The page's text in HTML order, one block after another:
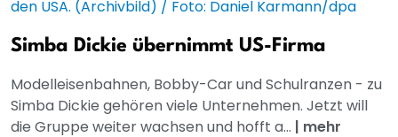
Simba Dickie übernimmt US-Firma
Modelleisenbahnen, Bobby-Car und Schulranzen - zu
Simba Dickie gehören viele Unternehmen. Jetzt will
die Gruppe weiter wachsen und hofft a... | mehr